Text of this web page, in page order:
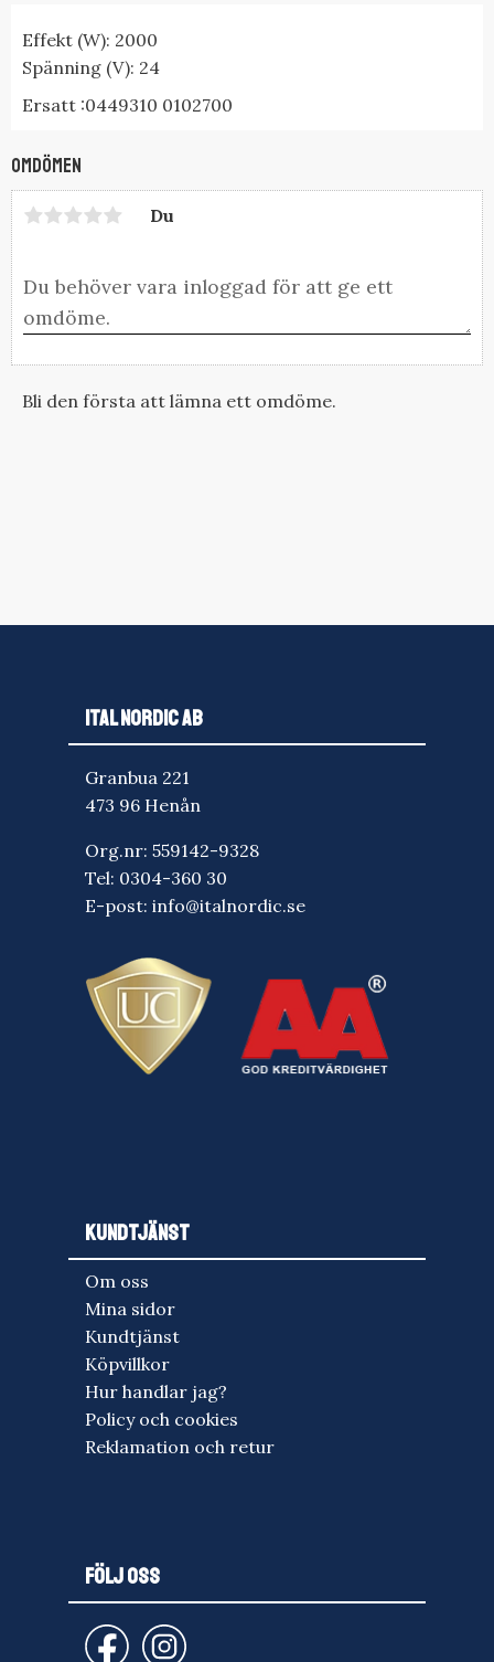
Effekt (W): 2000
Spänning (V): 24
Ersatt :0449310 0102700
Omdömen
Du
Bli den första att lämna ett omdöme.
ITAL NORDIC AB
Granbua 221
473 96 Henån
Org.nr: 559142-9328
Tel: 0304-360 30
E-post: info@italnordic.se
KUNDTJÄNST
Om oss
Mina sidor
Kundtjänst
Köpvillkor
Hur handlar jag?
Policy och cookies
Reklamation och retur
FÖLJ OSS